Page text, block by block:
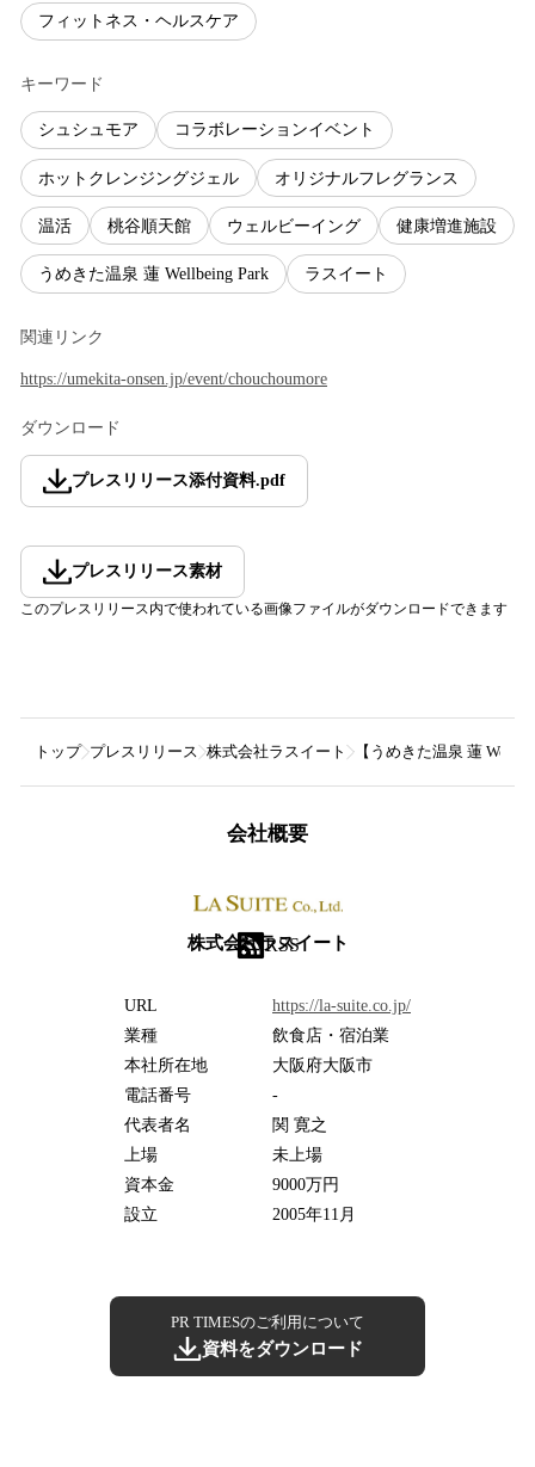
フィットネス・ヘルスケア
キーワード
シュシュモア コラボレーションイベント
ホットクレンジングジェル オリジナルフレグランス
温活 桃谷順天館 ウェルビーイング 健康増進施設
うめきた温泉 蓮 Wellbeing Park ラスイート
関連リンク
https://umekita-onsen.jp/event/chouchoumore
ダウンロード
プレスリリース添付資料.pdf
プレスリリース素材
このプレスリリース内で使われている画像ファイルがダウンロードできます
トップ プレスリリース 株式会社ラスイート 【うめきた温泉 蓮
会社概要
株式会社ラスイート
RSS
URL
https://la-suite.co.jp/
業種
飲食店・宿泊業
本社所在地
大阪府大阪市
電話番号
-
代表者名
関 寛之
上場
未上場
資本金
9000万円
設立
2005年11月
PR TIMESのご利用について
資料をダウンロード